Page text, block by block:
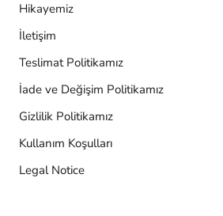
Hikayemiz
İletişim
Teslimat Politikamız
İade ve Değişim Politikamız
Gizlilik Politikamız
Kullanım Koşulları
Legal Notice